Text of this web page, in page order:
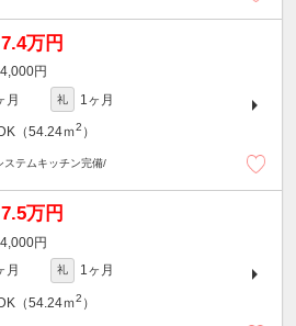
7.4万円
4,000円
月 礼 1ヶ月
（54.24ｍ2 ）
テムキッチン完備/
7.5万円
4,000円
月 礼 1ヶ月
（54.24ｍ2 ）